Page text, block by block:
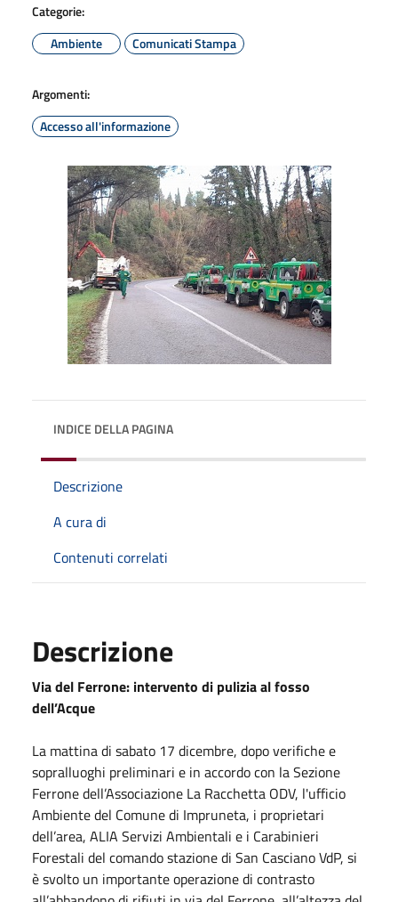
Categorie:
Ambiente
Comunicati Stampa
Argomenti:
Accesso all'informazione
INDICE DELLA PAGINA
Descrizione
A cura di
Contenuti correlati
Descrizione
Via del Ferrone: intervento di pulizia al fosso
dell’Acque
La mattina di sabato 17 dicembre, dopo verifiche e
sopralluoghi preliminari e in accordo con la Sezione
Ferrone dell’Associazione La Racchetta ODV, l'ufficio
Ambiente del Comune di Impruneta, i proprietari
dell’area, ALIA Servizi Ambientali e i Carabinieri
Forestali del comando stazione di San Casciano VdP, si
è svolto un importante operazione di contrasto